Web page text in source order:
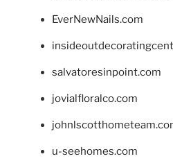
EverNewNails.com
salvatoresinpoint.com
jovialfloralco.com
u-seehomes.com